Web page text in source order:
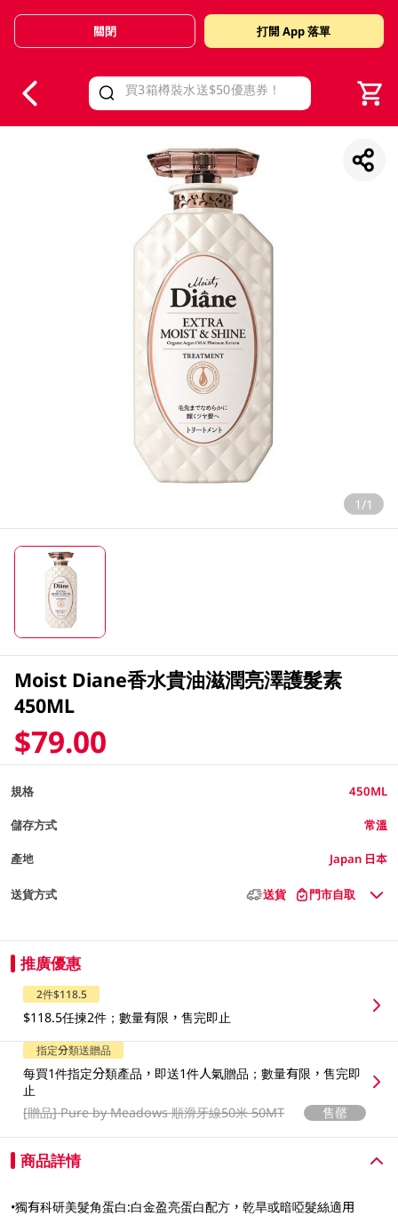
Valid Until 30 June 2026
關閉 打開 App 落單
1/1
Moist Diane香水貴油滋潤亮澤護髮素
450ML
$79.00
規格 450ML
儲存方式 常溫
產地 Japan 日本
送貨方式 送貨 門市自取
推廣優惠
2件$118.5
$118.5任揀2件；數量有限，售完即止
指定分類送贈品
每買1件指定分類產品，即送1件人氣贈品；數量有限，售完即
止
[贈品]Pure by Meadows 順滑牙線50米 50MT 售罄
商品詳情
•獨有科研美髮角蛋白:白金盈亮蛋白配方，乾旱或暗啞髮絲適用